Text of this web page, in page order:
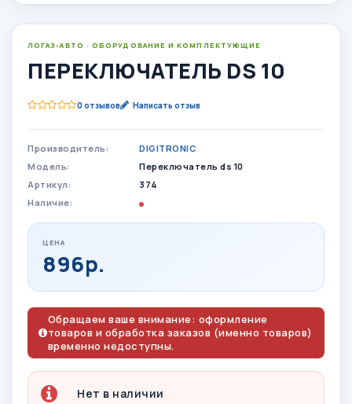
ЛОГАЗ-АВТО · ОБОРУДОВАНИЕ И КОМПЛЕКТУЮЩИЕ
ПЕРЕКЛЮЧАТЕЛЬ DS 10
0 отзывов Написать отзыв
Производитель:
DIGITRONIC
Модель:
Переключатель ds 10
Артикул:
374
Наличие:
ЦЕНА
896р.
Обращаем ваше внимание: оформление
товаров и обработка заказов (именно товаров)
временно недоступны.
Нет в наличии